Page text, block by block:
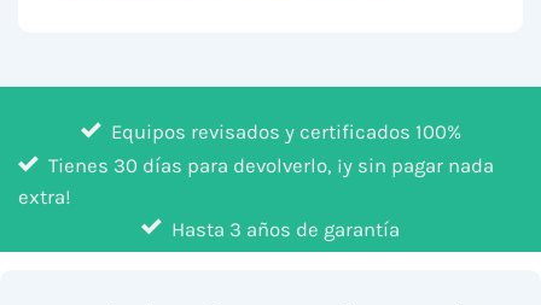
Equipos revisados y certificados 100%
Tienes 30 días para devolverlo, ¡y sin pagar nada
extra!
Hasta 3 años de garantía